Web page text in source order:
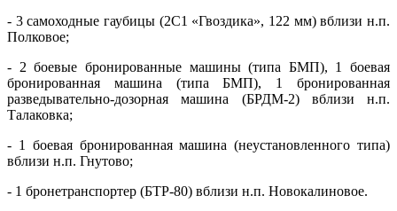
- 3 самоходные гаубицы (2С1 «Гвоздика», 122 мм) вблизи н.п.
Полковое;
- 2 боевые бронированные машины (типа БМП), 1 боевая
бронированная машина (типа БМП), 1 бронированная
разведывательно-дозорная машина (БРДМ-2) вблизи н.п.
Талаковка;
- 1 боевая бронированная машина (неустановленного типа)
вблизи н.п. Гнутово;
- 1 бронетранспортер (БТР-80) вблизи н.п. Новокалиновое.